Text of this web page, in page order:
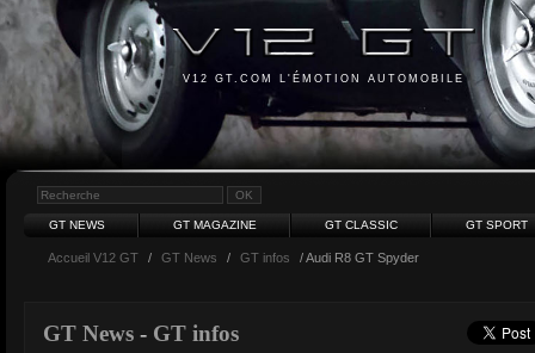
V12 GT.COM L'ÉMOTION AUTOMOBILE
GT NEWS GT MAGAZINE GT CLASSIC GT SPORT
Accueil V12 GT / GT News / GT infos / Audi R8 GT Spyder
GT News - GT infos